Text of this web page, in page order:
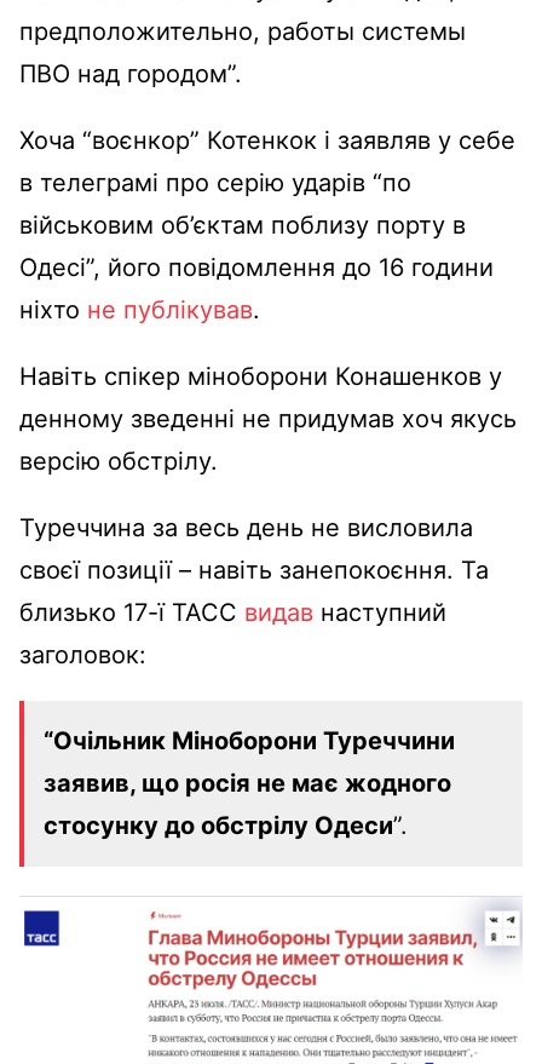
предположительно, работы системы
ПВО над городом”.
Хоча “воєнкор” Котенкок і заявляв у себе
в телеграмі про серію ударів “по
військовим об’єктам поблизу порту в
Одесі”, його повідомлення до 16 години
ніхто не публікував.
Навіть спікер міноборони Конашенков у
денному зведенні не придумав хоч якусь
версію обстрілу.
Туреччина за весь день не висловила
своєї позиції – навіть занепокоєння. Та
близько 17-ї ТАСС видав наступний
заголовок:
“Очільник Міноборони Туреччини
заявив, що росія не має жодного
стосунку до обстрілу Одеси”.